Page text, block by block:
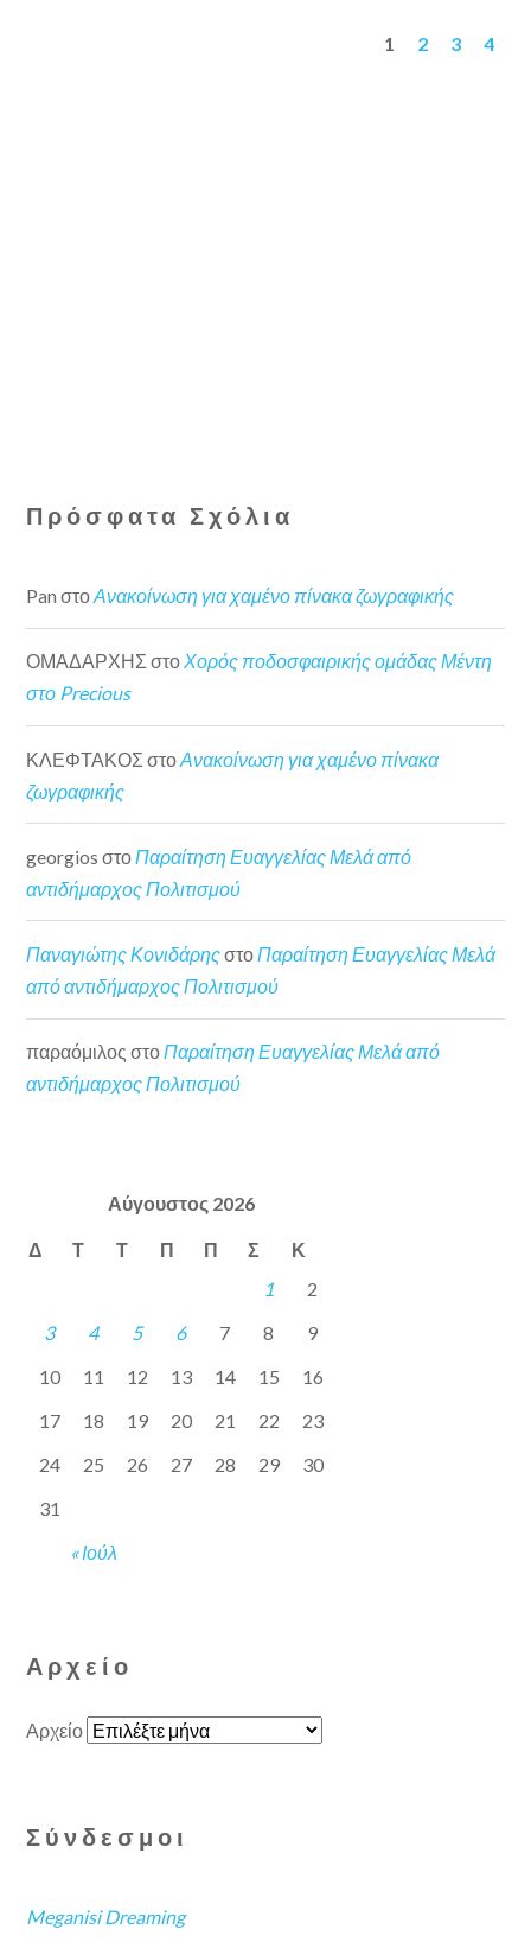
1 2 3 4
Πρόσφατα Σχόλια
Pan στοΑνακοίνωση για χαμένο πίνακα ζωγραφικής
ΟΜΑΔΑΡΧΗΣ στοΧορός ποδοσφαιρικής ομάδας Μέντη
στο Precious
ΚΛΕΦΤΑΚΟΣ στοΑνακοίνωση για χαμένο πίνακα
ζωγραφικής
georgios στοΠαραίτηση Ευαγγελίας Μελά από
αντιδήμαρχος Πολιτισμού
Παναγιώτης ΚονιδάρηςστοΠαραίτηση Ευαγγελίας Μελά
από αντιδήμαρχος Πολιτισμού
παραόμιλος στοΠαραίτηση Ευαγγελίας Μελά από
αντιδήμαρχος Πολιτισμού
Αύγουστος 2026
Δ Τ Τ Π Π Σ Κ
« Ιούλ
1
2
3
4 5 6 7 8
9
10
11 12 13 14 15
16
17
18 19 20 21 22
23
24
25 26 27 28 29
30
31
Αρχείο
Αρχείο
Σύνδεσμοι
Meganisi Dreaming